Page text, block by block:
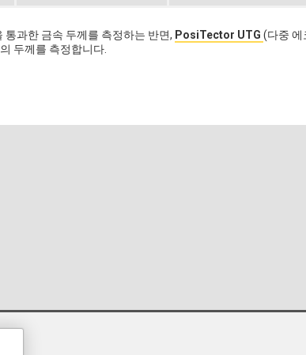
과한 금속 두께를 측정하는 반면, PosiTector UTG (다중 에
두께를 측정합니다.